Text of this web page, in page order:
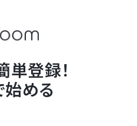
単登録！
始める